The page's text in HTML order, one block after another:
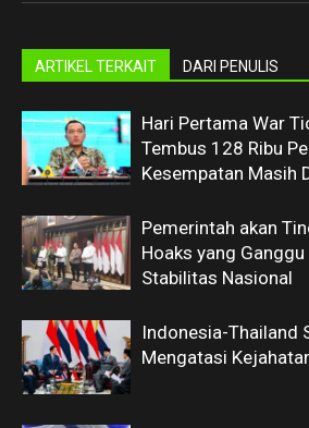
ARTIKEL TERKAIT DARI PENULIS
Hari Pertama War
Tembus 128 Ribu
Kesempatan Masih
Pemerintah akan
Hoaks yang
Stabilitas Nasional
Indonesia-Thailand
Mengatasi